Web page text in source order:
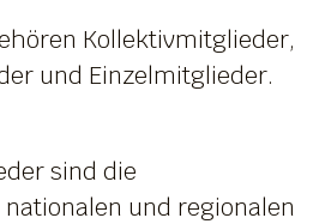
Kollektivmitglieder,
und Einzelmitglieder.
sind die
und regionalen